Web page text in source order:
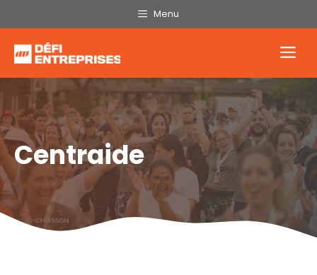
au
contenu
Menu
Centraide